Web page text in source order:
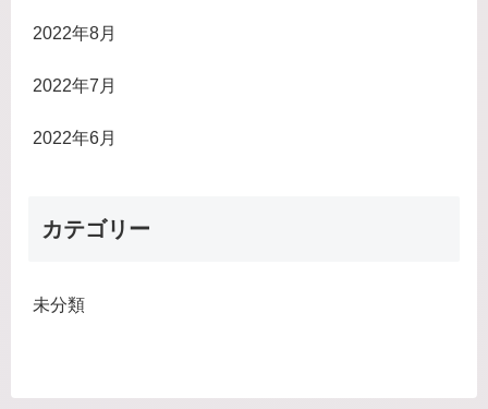
2022年8月
2022年7月
2022年6月
カテゴリー
未分類